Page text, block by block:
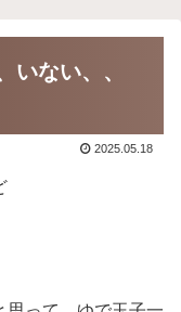
いない、、
2025.05.18